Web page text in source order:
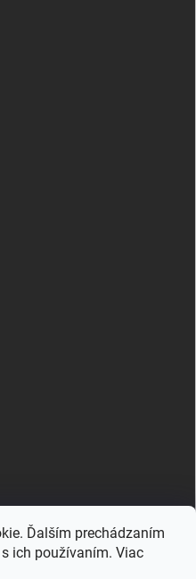
Ďalším prechádzaním
ich používaním. Viac